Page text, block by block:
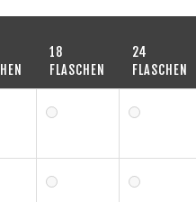
18
FLASCHEN
24
FLASCHEN